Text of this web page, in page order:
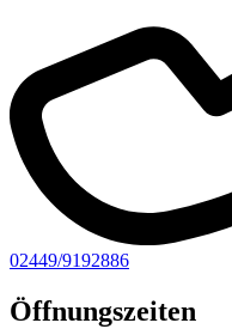
02449/9192886
Öffnungszeiten